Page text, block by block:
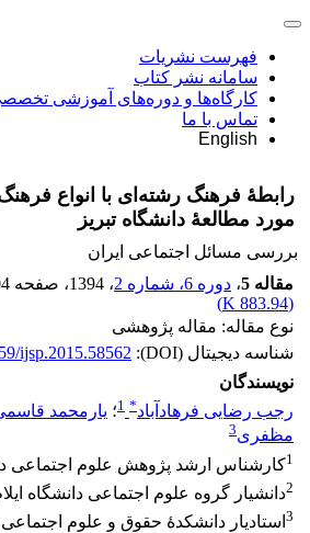
فهرست نشریات
سامانه نشر کتاب
کارگاه‌ها و دوره‌های آموزشی
تماس با ما
English
رابطۀ فرهنگ رشته‌ای با انواع
مورد مطالعۀ دانشگاه تبریز
بررسی مسائل اجتماعی ایران
مقاله 5
، دوره 6، شماره 2 ، 1394 ، صفحه
(
883.94 K
)
نوع مقاله: مقاله پژوهشی
شناسه دیجیتال (DOI):
ijsp.2015.58562
نویسندگان
رجب رضایی فرهادآباد*
1؛ یارمحمد
مظفری3
1کارشناس ارشد پژوهش علوم اجتماعی
2دانشیار گروه علوم اجتماعی دانشگاه
3 استادیار دانشکدۀ حقوق و علوم اجتماعی